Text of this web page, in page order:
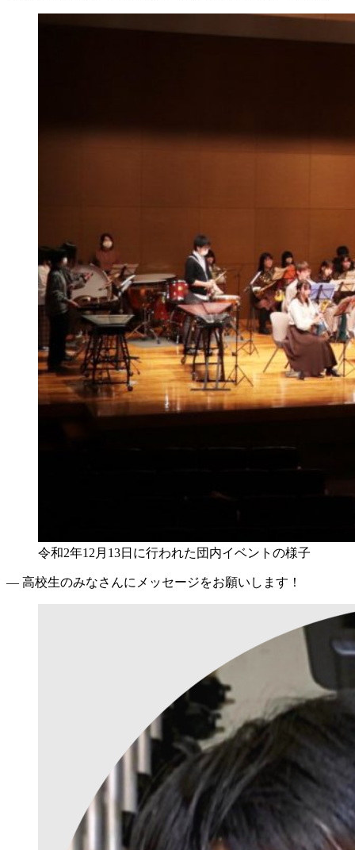
令和2年12月13日に行われた団内イベントの様子
― 高校生のみなさんにメッセージをお願いします！